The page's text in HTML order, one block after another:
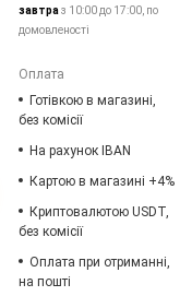
завтраз 10:00 до 17:00, по
домовленості
Оплата
Готівкою в магазині,
без комісії
На рахунок IBAN
Картою в магазині +4%
Криптовалютою USDT,
без комісії
Оплата при отриманні,
на пошті